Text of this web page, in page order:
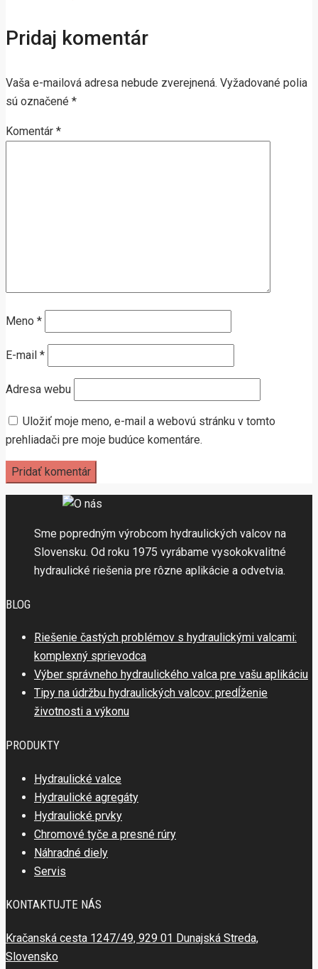
Pridaj komentár
Vaša e-mailová adresa nebude zverejnená. Vyžadované polia
sú označené *
Komentár *
Meno *
E-mail *
Adresa webu
Uložiť moje meno, e-mail a webovú stránku v tomto
prehliadači pre moje budúce komentáre.
Sme popredným výrobcom hydraulických valcov na
Slovensku. Od roku 1975 vyrábame vysokokvalitné
hydraulické riešenia pre rôzne aplikácie a odvetvia.
BLOG
Riešenie častých problémov s hydraulickými valcami:
komplexný sprievodca
Výber správneho hydraulického valca pre vašu aplikáciu
Tipy na údržbu hydraulických valcov: predĺženie
životnosti a výkonu
PRODUKTY
Hydraulické valce
Hydraulické agregáty
Hydraulické prvky
Chromové tyče a presné rúry
Náhradné diely
Servis
KONTAKTUJTE NÁS
Kračanská cesta 1247/49, 929 01 Dunajská Streda,
Slovensko